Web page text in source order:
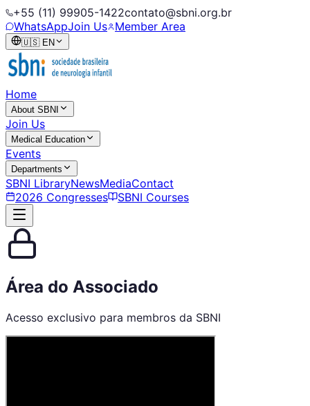
+55 (11) 99905-1422contato@sbni.org.br
WhatsAppJoin Us Member Area
🇺🇸 EN
Home
About SBNI
Join Us
Medical Education
Events
Departments
SBNI LibraryNewsMediaContact
2026 Congresses
SBNI Courses
Área do Associado
Acesso exclusivo para membros da SBNI